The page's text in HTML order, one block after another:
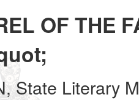
OF THE
State Literary